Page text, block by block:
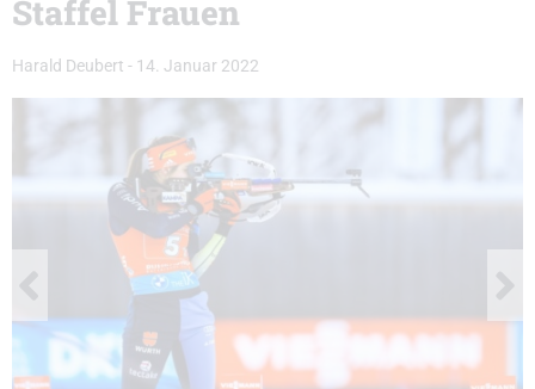
Staffel Frauen
Harald Deubert - 14. Januar 2022